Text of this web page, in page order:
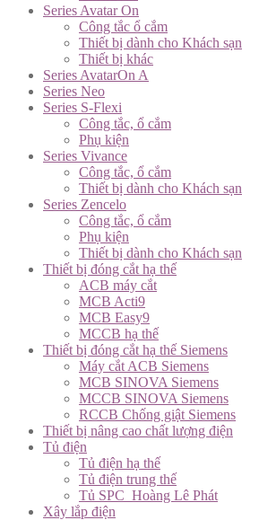
Series Avatar On
Công tắc ổ cắm
Thiết bị dành cho Khách sạn
Thiết bị khác
Series AvatarOn A
Series Neo
Series S-Flexi
Công tắc, ổ cắm
Phụ kiện
Series Vivance
Công tắc, ổ cắm
Thiết bị dành cho Khách sạn
Series Zencelo
Công tắc, ổ cắm
Phụ kiện
Thiết bị dành cho Khách sạn
Thiết bị đóng cắt hạ thế
ACB máy cắt
MCB Acti9
MCB Easy9
MCCB hạ thế
Thiết bị đóng cắt hạ thế Siemens
Máy cắt ACB Siemens
MCB SINOVA Siemens
MCCB SINOVA Siemens
RCCB Chống giật Siemens
Thiết bị nâng cao chất lượng điện
Tủ điện
Tủ điện hạ thế
Tủ điện trung thế
Tủ SPC_Hoàng Lê Phát
Xây lắp điện